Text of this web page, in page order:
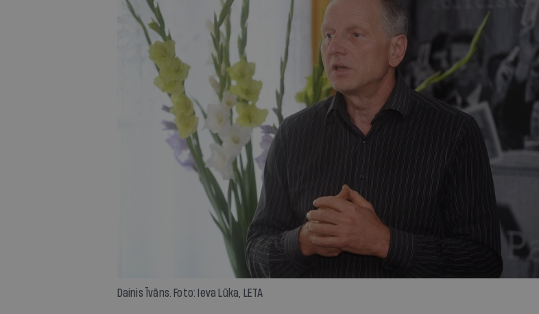
Dainis Īvāns. Foto: Ieva Lūka, LETA